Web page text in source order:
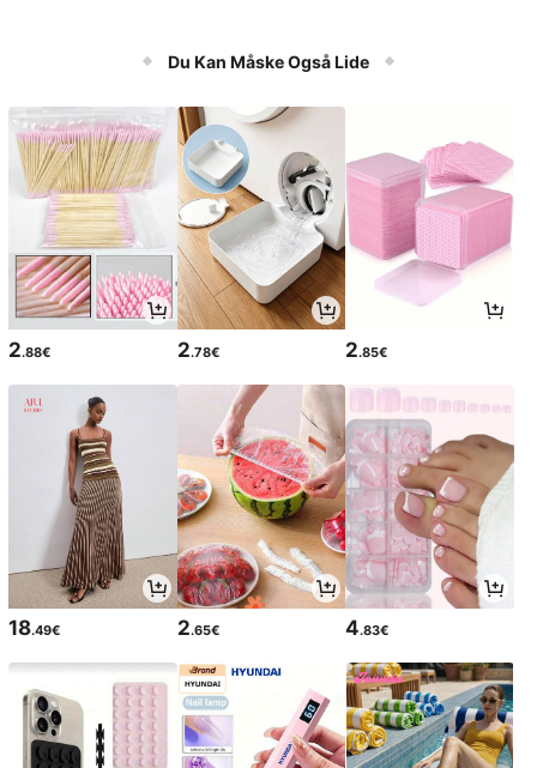
Du Kan Måske Også Lide
2.88€ 2.78€ 2.85€
18.49€ 2.65€ 4.83€